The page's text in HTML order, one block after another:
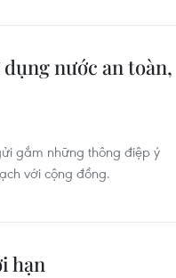
nước an toàn,
gắm những thông điệp ý
với cộng đồng.
hạn